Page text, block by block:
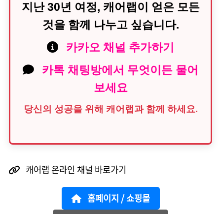
지난 30년 여정, 캐어랩이 얻은 모든
것을 함께 나누고 싶습니다.
카카오 채널 추가하기
카톡 채팅방에서 무엇이든 물어
보세요
당신의 성공을 위해 캐어랩과 함께 하세요.
캐어랩 온라인 채널 바로가기
홈페이지 / 쇼핑몰